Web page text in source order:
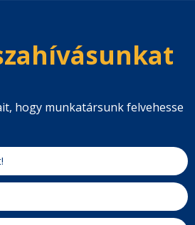
hogy munkatársunk felvehesse